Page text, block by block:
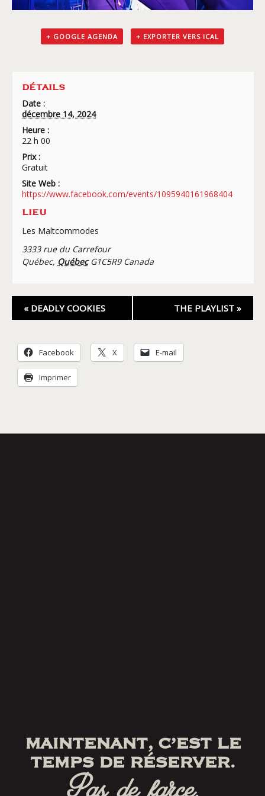
+ GOOGLE AGENDA + EXPORTER VERS ICAL
DÉTAILS
Date :
décembre 14, 2024
Heure :
22 h 00
Prix :
Gratuit
Site Web :
https://www.facebook.com/events/1095940161968404
LIEU
Les Maltcommodes
3333 rue du Carrefour
Québec, Québec G1C5R9 Canada
Navigation
Évènement
« DEADLY COOKIES THE PLAYLIST »
Facebook X E-mail
Imprimer
MAINTENANT, C’EST LE
TEMPS DE RÉSERVER.
Pas de farce.